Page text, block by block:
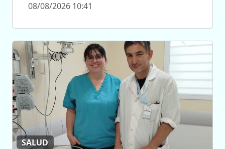
08/08/2026 10:41
SALUD